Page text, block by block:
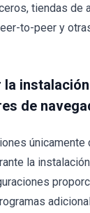
tiendas de
to-peer y
la
de
la